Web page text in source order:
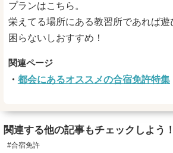
プランはこちら。
栄えてる場所にある教習所であれば遊
困らないしおすすめ！
都会にあるオススメの合宿免許特集
関連する他の記事もチェックしよう！
#合宿免許